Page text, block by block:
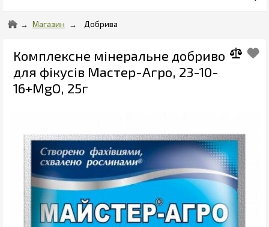
Магазин Добрива
Комплексне мінеральне добриво
для фікусів Мастер-Агро, 23-10-
16+MgO, 25г